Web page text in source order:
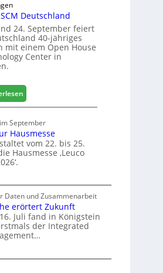
c
+
H
o
2
0
8
Deutschland
24. September feiert
40-jähriges
mit einem Open House
Center in
:
4
J
a
h
C
M
D
e
u
s
September
Hausmesse
vom 22. bis 25.
Hausmesse ‚Leuco
Daten und Zusammenarbeit
erörtert Zukunft
Juli fand in Königstein
der Integrated